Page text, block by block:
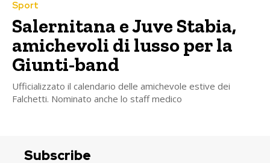
Sport
Salernitana e Juve Stabia,
amichevoli di lusso per la
Giunti-band
Ufficializzato il calendario delle amichevole estive dei
Falchetti. Nominato anche lo staff medico
Subscribe